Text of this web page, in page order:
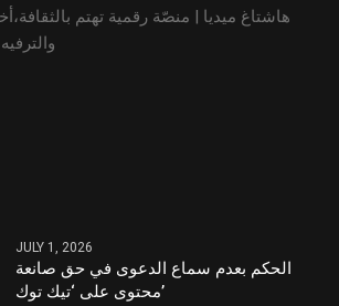
هاشتاغ ميديا | منصّة رقمية تهتم
JULY 1, 2026
الحكم بعدم سماع الدعوى في حق صانعة
محتوى على ‘تيك توك’